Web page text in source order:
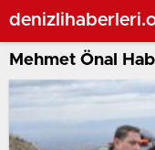
Mehmet Önal